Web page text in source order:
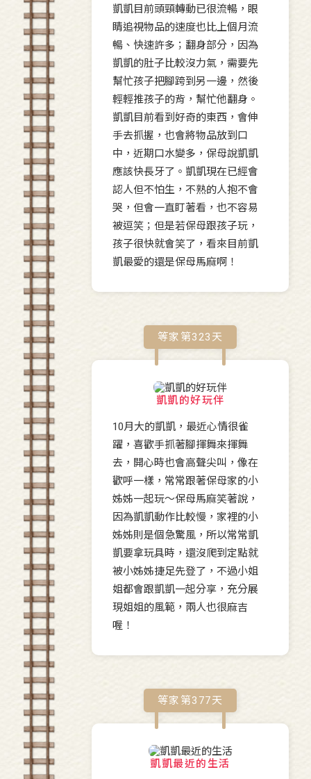
凱凱目前頭頸轉動已很流暢，眼
睛追視物品的速度也比上個月流
暢、快速許多；翻身部分，因為
凱凱的肚子比較沒力氣，需要先
幫忙孩子把腳跨到另一邊，然後
輕輕推孩子的背，幫忙他翻身。
凱凱目前看到好奇的東西，會伸
手去抓握，也會將物品放到口
中，近期口水變多，保母說凱凱
應該快長牙了。凱凱現在已經會
認人但不怕生，不熟的人抱不會
哭，但會一直盯著看，也不容易
被逗笑；但是若保母跟孩子玩，
孩子很快就會笑了，看來目前凱
凱最愛的還是保母馬麻啊！
等家第323 天
凱凱的好玩伴
10月大的凱凱，最近心情很雀
躍，喜歡手抓著腳揮舞來揮舞
去，開心時也會高聲尖叫，像在
歡呼一樣，常常跟著保母家的小
姊姊一起玩～保母馬麻笑著說，
因為凱凱動作比較慢，家裡的小
姊姊則是個急驚風，所以常常凱
凱要拿玩具時，還沒爬到定點就
被小姊姊捷足先登了，不過小姐
姐都會跟凱凱一起分享，充分展
現姐姐的風範，兩人也很麻吉
喔！
等家第377天
凱凱最近的生活